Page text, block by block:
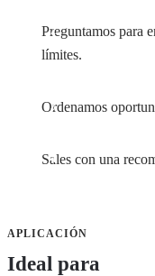
Preguntamos para
límites.
Ordenamos
Sales con una
APLICACIÓN
Ideal para